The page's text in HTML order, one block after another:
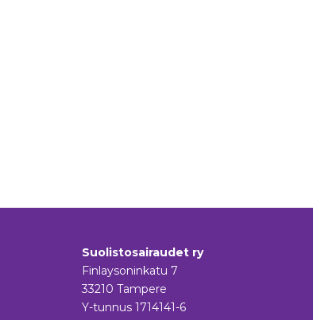
Suolistosairaudet ry
Finlaysoninkatu 7
33210 Tampere
Y-tunnus 1714141-6